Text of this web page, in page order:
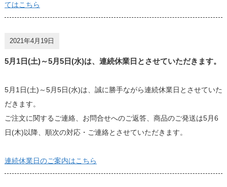
てはこちら
2021年4月19日
5月1日(土)～5月5日(水)は、連続休業日とさせていただきます。
5月1日(土)～5月5日(水)は、誠に勝手ながら連続休業日とさせていた
だきます。
ご注文に関するご連絡、お問合せへのご返答、商品のご発送は5月6
日(木)以降、順次の対応・ご連絡とさせていただきます。
連続休業日のご案内はこちら